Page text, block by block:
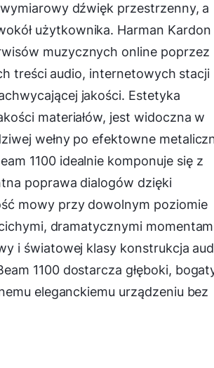
dźwięk przestrzenny, a
użytkownika. Harman Kardon
muzycznych online poprzez
treści audio, internetowych stacji
jakości. Estetyka
materiałów, jest widoczna w
wełny po efektowne
1100 idealnie komponuje się z
poprawa dialogów dzięki
mowy przy dowolnym poziomie
dramatycznymi
i światowej klasy konstrukcja
1100 dostarcza głęboki,
eleganckiemu urządzeniu bez